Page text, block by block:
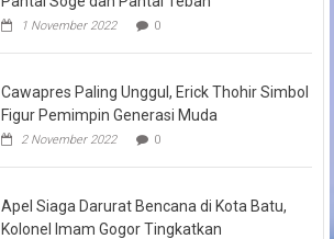
1 November 2022 0
Cawapres Paling Unggul, Erick Thohir Simbol
Figur Pemimpin Generasi Muda
2 November 2022 0
Apel Siaga Darurat Bencana di Kota Batu,
Kolonel Imam Gogor Tingkatkan